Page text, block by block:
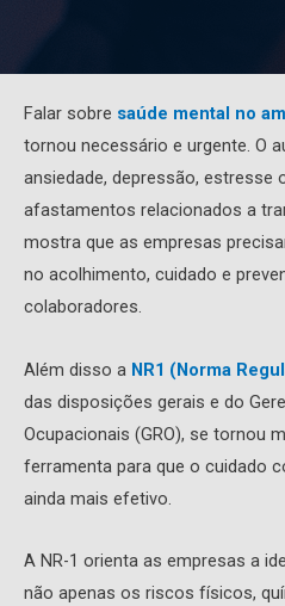
Falar sobre saúde mental no
tornou necessário e urgente. O
ansiedade, depressão, estresse
afastamentos relacionados a
mostra que as empresas
no acolhimento, cuidado e
colaboradores.
Além disso a NR1 (Norma
das disposições gerais e do
Ocupacionais (GRO), se tornou
ferramenta para que o cuidado
ainda mais efetivo.
A NR-1 orienta as empresas a
não apenas os riscos físicos,